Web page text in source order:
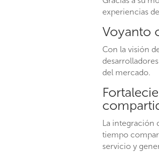
experiencias
Voyanto
Con la visión
del mercado.
La integración
tiempo
servicio y